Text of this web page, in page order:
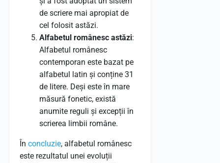
de scriere mai apropiat de
cel folosit astăzi.
Alfabetul românesc astăzi:
Alfabetul românesc
contemporan este bazat pe
alfabetul latin și conține 31
de litere. Deși este în mare
măsură fonetic, există
anumite reguli și excepții în
scrierea limbii române.
În concluzie, alfabetul românesc
este rezultatul unei evoluții